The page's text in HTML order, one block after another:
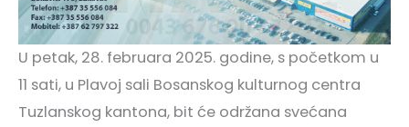
U petak, 28. februara 2025. godine, s početkom u
11 sati, u Plavoj sali Bosanskog kulturnog centra
Tuzlanskog kantona, bit će održana svećana